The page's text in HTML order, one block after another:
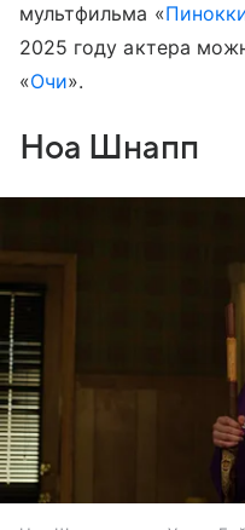
мультфильма «
2025 году актера
«Очи».
Ноа Шнапп